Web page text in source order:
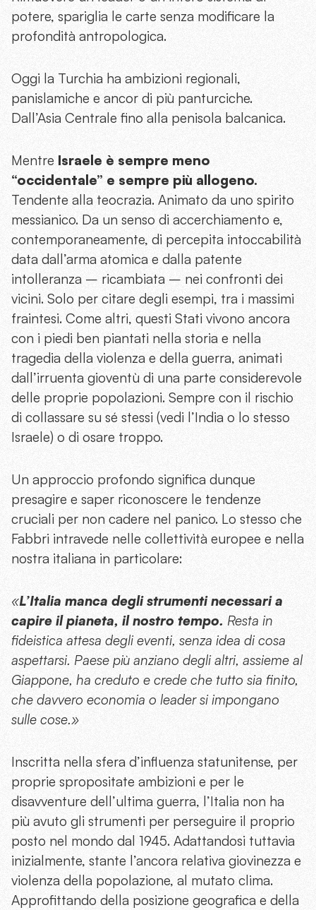
potere, spariglia le carte senza modificare la
profondità antropologica.
Oggi la Turchia ha ambizioni regionali,
panislamiche e ancor di più panturciche.
Dall’Asia Centrale fino alla penisola balcanica.
Mentre Israele è sempre meno
“occidentale” e sempre più allogeno.
Tendente alla teocrazia. Animato da uno spirito
messianico. Da un senso di accerchiamento e,
contemporaneamente, di percepita intoccabilità
data dall’arma atomica e dalla patente
intolleranza – ricambiata – nei confronti dei
vicini. Solo per citare degli esempi, tra i massimi
fraintesi. Come altri, questi Stati vivono ancora
con i piedi ben piantati nella storia e nella
tragedia della violenza e della guerra, animati
dall’irruenta gioventù di una parte considerevole
delle proprie popolazioni. Sempre con il rischio
di collassare su sé stessi (vedi l’India o lo stesso
Israele) o di osare troppo.
Un approccio profondo significa dunque
presagire e saper riconoscere le tendenze
cruciali per non cadere nel panico. Lo stesso che
Fabbri intravede nelle collettività europee e nella
nostra italiana in particolare:
«L’Italia manca degli strumenti necessari a
capire il pianeta, il nostro tempo. Resta in
fideistica attesa degli eventi, senza idea di cosa
aspettarsi. Paese più anziano degli altri, assieme al
Giappone, ha creduto e crede che tutto sia finito,
che davvero economia o leader si impongano
sulle cose.»
Inscritta nella sfera d’influenza statunitense, per
proprie spropositate ambizioni e per le
disavventure dell’ultima guerra, l’Italia non ha
più avuto gli strumenti per perseguire il proprio
posto nel mondo dal 1945. Adattandosi tuttavia
inizialmente, stante l’ancora relativa giovinezza e
violenza della popolazione, al mutato clima.
Approfittando della posizione geografica e della